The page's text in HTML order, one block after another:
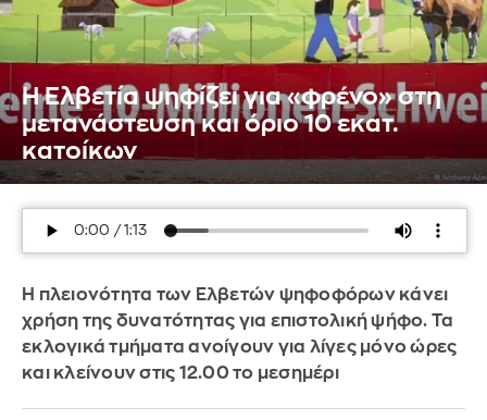
Η Ελβετία ψηφίζει για «φρένο» στη
μετανάστευση και όριο 10 εκατ.
κατοίκων
Η πλειονότητα των Ελβετών ψηφοφόρων κάνει
χρήση της δυνατότητας για επιστολική ψήφο. Τα
εκλογικά τμήματα ανοίγουν για λίγες μόνο ώρες
και κλείνουν στις 12.00 το μεσημέρι